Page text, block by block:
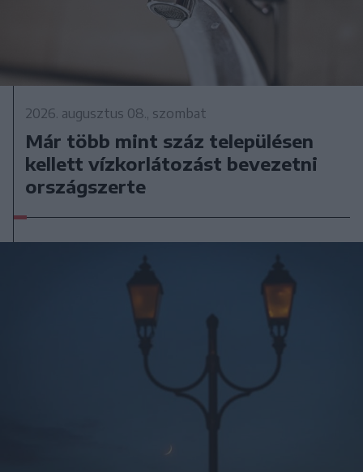
2026. augusztus 08., szombat
Már több mint száz településen
kellett vízkorlátozást bevezetni
országszerte